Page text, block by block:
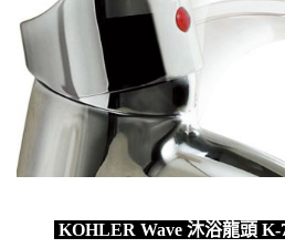
KOHLER Wave 沐浴龍頭 K-